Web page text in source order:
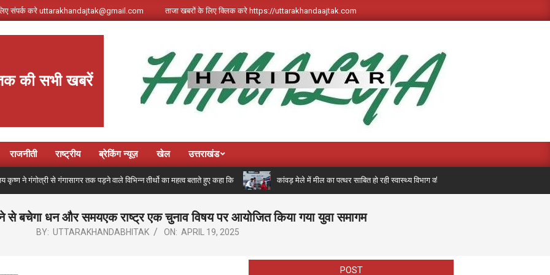
संपर्क करे uttarakhandajtak@gmail.com ताजा खबरों के लिए क्लिक करे https://uttarakhandaajtak.com
की सभी खबरें
राजनीती राष्ट्रीय ब्रेकिंग न्यूज़ खेल उत्तराखंड
से गंगासागर तक पड़ने वाले विभिन्न तीर्थो का महत्व बताते हुए कहा कि कांवड़ मेले में मील का पत्थर साबित हो रही स्वास्थ्य विभाग की पहली बार लगी मेडिकल मोबाइल यूनिट, अब
से बचेगा धन और समयएक राष्ट्र एक चुनाव विषय पर आयोजित किया गया युवा समागम
BY: UTTARAKHANDABHITAK ON: APRIL 19, 2025
POST